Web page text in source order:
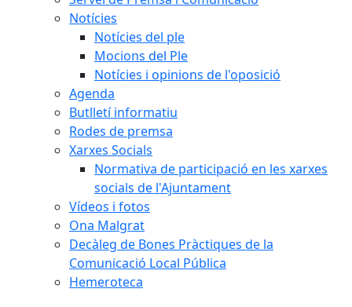
Notícies
Notícies del ple
Mocions del Ple
Notícies i opinions de l'oposició
Agenda
Butlletí informatiu
Rodes de premsa
Xarxes Socials
Normativa de participació en les xarxes
socials de l'Ajuntament
Vídeos i fotos
Ona Malgrat
Decàleg de Bones Pràctiques de la
Comunicació Local Pública
Hemeroteca